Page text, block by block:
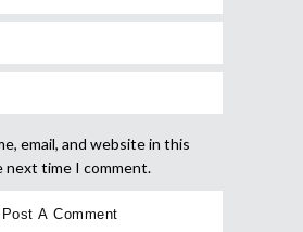
email, and website in this
next time I comment.